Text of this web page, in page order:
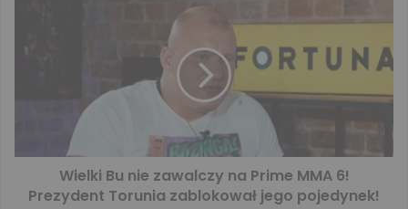
Wielki Bu nie zawalczy na Prime MMA 6!
Prezydent Torunia zablokował jego pojedynek!